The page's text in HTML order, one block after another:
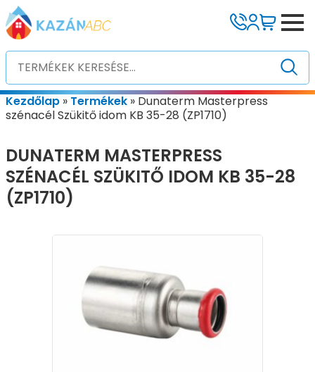
Kezdőlap » Termékek » Dunaterm Masterpress
szénacél Szükitő idom KB 35-28 (ZP1710)
DUNATERM MASTERPRESS
SZÉNACÉL SZÜKITŐ IDOM KB 35-28
(ZP1710)